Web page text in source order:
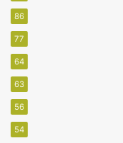
86
77
64
63
56
54